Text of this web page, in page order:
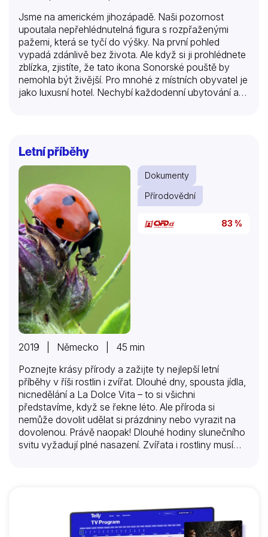
Jsme na americkém jihozápadě. Naši pozornost
upoutala nepřehlédnutelná figura s rozpřaženými
pažemi, která se tyčí do výšky. Na první pohled
vypadá zdánlivě bez života. Ale když si ji prohlédnete
zblízka, zjistíte, že tato ikona Sonorské pouště by
nemohla být živější. Pro mnohé z místních obyvatel je
jako luxusní hotel. Nechybí každodenní ubytování a
Někteří létají, jiní skáčou a další se plazí. Ale jedno mají
společné, jejich cesty se kříží v báječném hotelu
Kaktus. Tento neobvyklý přírodopisný snímek vypráví
vzrušující životní příběh jednoho starého kaktusu na
poušti a jeho…
Letní příběhy
Dokumenty
Přírodovědní
83 %
2019 | Německo | 45 min
Poznejte krásy přírody a zažijte ty nejlepší letní
příběhy v říši rostlin i zvířat. Dlouhé dny, spousta jídla,
nicnedělání a La Dolce Vita – to si všichni
představíme, když se řekne léto. Ale příroda si
nemůže dovolit udělat si prázdniny nebo vyrazit na
dovolenou. Právě naopak! Dlouhé hodiny slunečního
svitu vyžadují plné nasazení. Zvířata i rostliny musí
nebezpečná extrémní vedra a silné bouřky.